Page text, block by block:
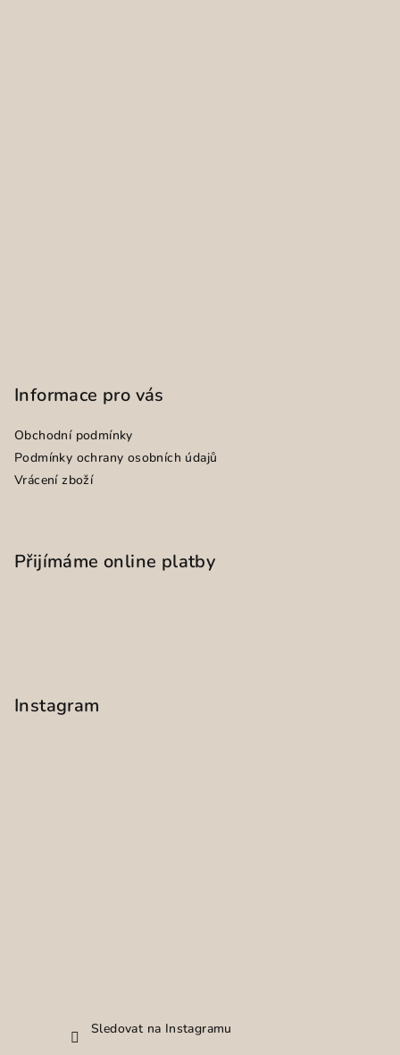
Informace pro vás
Obchodní podmínky
Podmínky ochrany osobních údajů
Vrácení zboží
Přijímáme online platby
Instagram
Sledovat na Instagramu